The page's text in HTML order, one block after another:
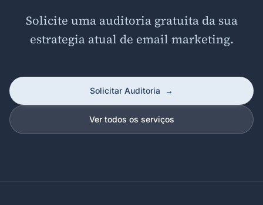
Solicite uma auditoria gratuita da sua
estrategia atual de email marketing.
Solicitar Auditoria →
Ver todos os serviços